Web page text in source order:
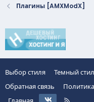
Плагины [AMXModX]
Выбор стиля
Темный
Обратная связь
R